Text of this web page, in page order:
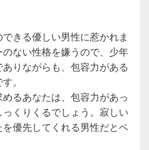
きる優しい男性に惹かれま
ない性格を嫌うので、少年
りながらも、包容力がある
。
るあなたは、包容力があっ
くりくるでしょう。寂しい
優先してくれる男性だとベ